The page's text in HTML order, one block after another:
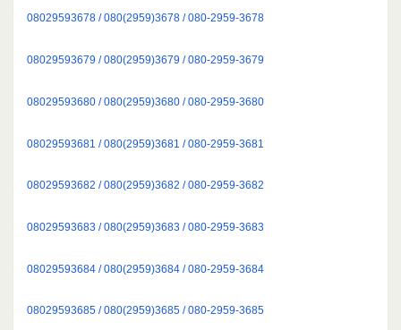
08029593678 / 080(2959)3678 / 080-2959-3678
08029593679 / 080(2959)3679 / 080-2959-3679
08029593680 / 080(2959)3680 / 080-2959-3680
08029593681 / 080(2959)3681 / 080-2959-3681
08029593682 / 080(2959)3682 / 080-2959-3682
08029593683 / 080(2959)3683 / 080-2959-3683
08029593684 / 080(2959)3684 / 080-2959-3684
08029593685 / 080(2959)3685 / 080-2959-3685